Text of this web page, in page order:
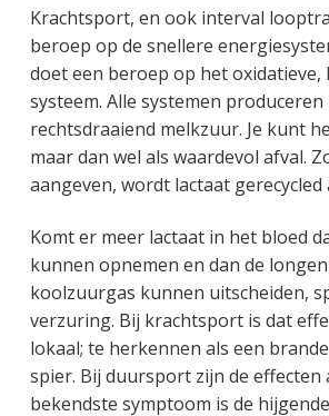
Krachtsport, en ook interval
beroep op de snellere
doet een beroep op het oxidatieve,
systeem. Alle systemen
rechtsdraaiend melkzuur. Je kunt
maar dan wel als waardevol afval.
aangeven, wordt lactaat
Komt er meer lactaat in het bloed
kunnen opnemen en dan de
koolzuurgas kunnen uitscheiden,
verzuring. Bij krachtsport is dat
lokaal; te herkennen als een
spier. Bij duursport zijn de effecten
bekendste symptoom is de